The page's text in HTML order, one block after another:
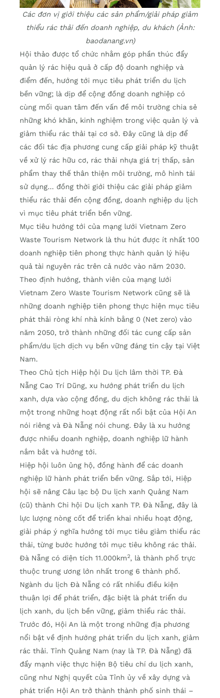
Các đơn vị giới thiệu các sản phẩm/giải pháp giảm
thiểu rác thải đến doanh nghiệp, du khách (Ảnh:
baodanang.vn)
Hội thảo được tổ chức nhằm góp phần thúc đẩy
quản lý rác hiệu quả ở cấp độ doanh nghiệp và
điểm đến, hướng tới mục tiêu phát triển du lịch
bền vững; là dịp để cộng đồng doanh nghiệp có
cùng mối quan tâm đến vấn đề môi trường chia sẻ
những khó khăn, kinh nghiệm trong việc quản lý và
giảm thiểu rác thải tại cơ sở. Đây cũng là dịp để
các đối tác địa phương cung cấp giải pháp kỹ thuật
về xử lý rác hữu cơ, rác thải nhựa giá trị thấp, sản
phẩm thay thế thân thiện môi trường, mô hình tái
sử dụng… đồng thời giới thiệu các giải pháp giảm
thiểu rác thải đến cộng đồng, doanh nghiệp du lịch
vì mục tiêu phát triển bền vững.
Mục tiêu hướng tới của mạng lưới Vietnam Zero
Waste Tourism Network là thu hút được ít nhất 100
doanh nghiệp tiên phong thực hành quản lý hiệu
quả tài nguyên rác trên cả nước vào năm 2030.
Theo định hướng, thành viên của mạng lưới
Vietnam Zero Waste Tourism Network cũng sẽ là
những doanh nghiệp tiên phong thực hiện mục tiêu
phát thải ròng khí nhà kính bằng 0 (Net zero) vào
năm 2050, trở thành những đối tác cung cấp sản
phẩm/du lịch dịch vụ bền vững đáng tin cậy tại Việt
Nam.
Theo Chủ tịch Hiệp hội Du lịch lâm thời TP. Đà
Nẵng Cao Trí Dũng, xu hướng phát triển du lịch
xanh, dựa vào cộng đồng, du dịch không rác thải là
một trong những hoạt động rất nổi bật của Hội An
nói riêng và Đà Nẵng nói chung. Đây là xu hướng
được nhiều doanh nghiệp, doanh nghiệp lữ hành
nắm bắt và hướng tới.
Hiệp hội luôn ủng hộ, đồng hành để các doanh
nghiệp lữ hành phát triển bền vững. Sắp tới, Hiệp
hội sẽ nâng Câu lạc bộ Du lịch xanh Quảng Nam
(cũ) thành Chi hội Du lịch xanh TP. Đà Nẵng, đây là
lực lượng nòng cốt để triển khai nhiều hoạt động,
giải pháp ý nghĩa hướng tới mục tiêu giảm thiểu rác
thải, từng bước hướng tới mục tiêu không rác thải.
Đà Nẵng có diện tích 11.000km2, là thành phố trực
thuộc trung ương lớn nhất trong 6 thành phố.
Ngành du lịch Đà Nẵng có rất nhiều điều kiện
thuận lợi để phát triển, đặc biệt là phát triển du
lịch xanh, du lịch bền vững, giảm thiểu rác thải.
Trước đó, Hội An là một trong những địa phương
nổi bật về định hướng phát triển du lịch xanh, giảm
rác thải. Tỉnh Quảng Nam (nay là TP. Đà Nẵng) đã
đẩy mạnh việc thực hiện Bộ tiêu chí du lịch xanh,
cũng như Nghị quyết của Tỉnh ủy về xây dựng và
phát triển Hội An trở thành thành phố sinh thái –